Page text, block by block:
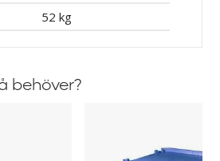
52 kg
behöver?